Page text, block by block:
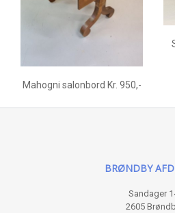
Mahogni salonbord Kr. 950,-
BRØNDBY
Sandager
2605